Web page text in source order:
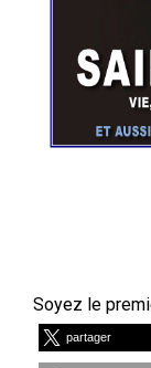
Soyez le
partager